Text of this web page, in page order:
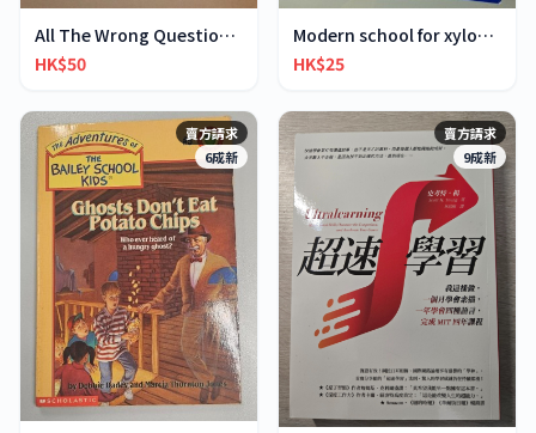
All The Wrong Questions 2: "When Did You See Her L
HK$50
Modern school for xylophone marimba vibraphone
HK$25
賣方請求
6成新
賣方請求
9成新